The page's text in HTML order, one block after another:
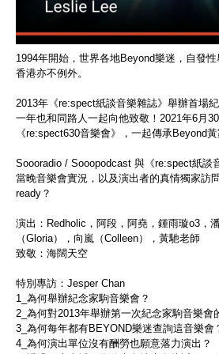
1994年開始，世界各地Beyond樂迷，自發
香港亦不例外。
2013年《re:spect紙談音樂雜誌》舉辦首場
一年也和同路人一起向他致敬！2021年6月
《re:spect630音樂會》，一起傳承Beyond
Soooradio / Sooopodcast 與《re:spect紙談
當晚音樂會實況，以及演出者的真情獨家訪
ready？
演出：Redholic，阿段，阿堯，鍾雨璇o3，
（Gloria），向嵐（Colleen），黃馳老師
致敬：海闊天空
特別專訪：Jesper Chan
1_為何舉辦紀念家駒音樂會？
2_為何對2013年舉辦第一次紀念家駒音樂會
3_為何每年都有BEYOND樂迷查詢這音樂會
4_為何演出單位沒有酬勞也願意落力演出？